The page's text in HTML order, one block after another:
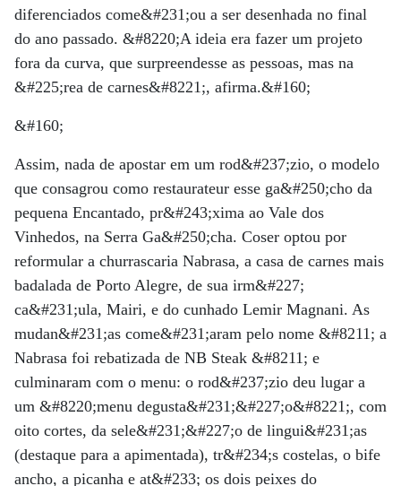
diferenciados come&#231;ou a ser desenhada no final
do ano passado. &#8220;A ideia era fazer um projeto
fora da curva, que surpreendesse as pessoas, mas na
&#225;rea de carnes&#8221;, afirma.&#160;
&#160;
Assim, nada de apostar em um rod&#237;zio, o modelo
que consagrou como restaurateur esse ga&#250;cho da
pequena Encantado, pr&#243;xima ao Vale dos
Vinhedos, na Serra Ga&#250;cha. Coser optou por
reformular a churrascaria Nabrasa, a casa de carnes mais
badalada de Porto Alegre, de sua irm&#227;
ca&#231;ula, Mairi, e do cunhado Lemir Magnani. As
mudan&#231;as come&#231;aram pelo nome &#8211; a
Nabrasa foi rebatizada de NB Steak &#8211; e
culminaram com o menu: o rod&#237;zio deu lugar a
um &#8220;menu degusta&#231;&#227;o&#8221;, com
oito cortes, da sele&#231;&#227;o de lingui&#231;as
(destaque para a apimentada), tr&#234;s costelas, o bife
ancho, a picanha e at&#233; os dois peixes do